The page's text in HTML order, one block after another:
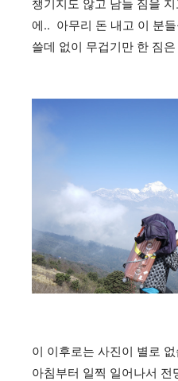
챙기지도 않고 남들 짐을
에.. 아무리 돈 내고 이 분
쓸데 없이 무겁기만 한 짐
이 이후로는 사진이 별로
아침부터 일찍 일어나서 전